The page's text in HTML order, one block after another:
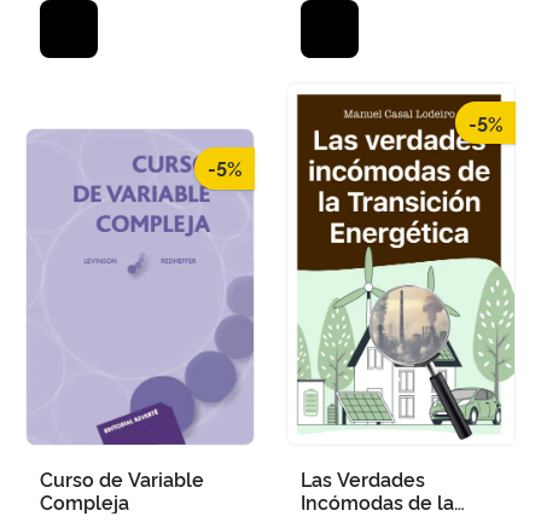
-5%
Curso de Variable
Compleja
-5%
Las Verdades
Incómodas de la